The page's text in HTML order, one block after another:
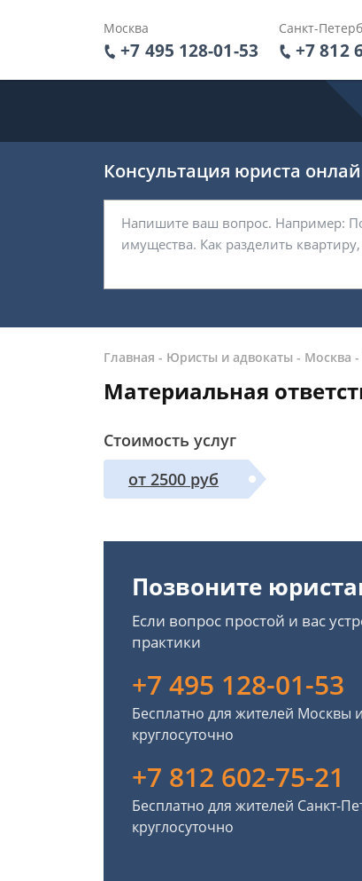
Москва
+7 495 128-01-53
Санкт-
+7 812
Консультация юриста
Главная - Юристы и адвокаты - Москва -
Материальная
Стоимость услуг
от 2500 руб
Позвоните
Если вопрос простой и вас
практики
+7 495 128-01-53
Бесплатно для жителей
круглосуточно
+7 812 602-75-21
Бесплатно для жителей Санкт-
круглосуточно